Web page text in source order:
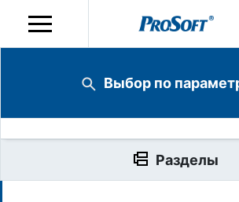
Выбор по
Разделы